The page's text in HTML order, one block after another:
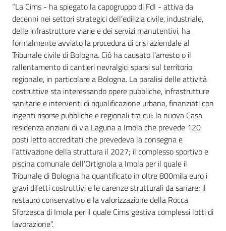
“La Cims - ha spiegato la capogruppo di FdI - attiva da
decenni nei settori strategici dell’edilizia civile, industriale,
delle infrastrutture viarie e dei servizi manutentivi, ha
formalmente avviato la procedura di crisi aziendale al
Tribunale civile di Bologna. Ciò ha causato l’arresto o il
rallentamento di cantieri nevralgici sparsi sul territorio
regionale, in particolare a Bologna. La paralisi delle attività
costruttive sta interessando opere pubbliche, infrastrutture
sanitarie e interventi di riqualificazione urbana, finanziati con
ingenti risorse pubbliche e regionali tra cui: la nuova Casa
residenza anziani di via Laguna a Imola che prevede 120
posti letto accreditati che prevedeva la consegna e
l’attivazione della struttura il 2027; il complesso sportivo e
piscina comunale dell’Ortignola a Imola per il quale il
Tribunale di Bologna ha quantificato in oltre 800mila euro i
gravi difetti costruttivi e le carenze strutturali da sanare; il
restauro conservativo e la valorizzazione della Rocca
Sforzesca di Imola per il quale Cims gestiva complessi lotti di
lavorazione”.